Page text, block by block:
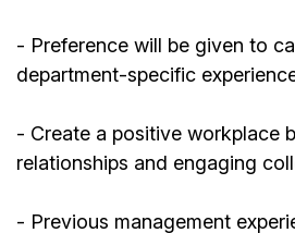
- Preference will be given to
department-specific
- Create a positive workplace
relationships and engaging
- Previous management